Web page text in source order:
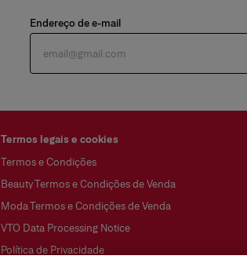
Endereço de e-mail
Termos legais e cookies
Termos e Condições
Beauty Termos e Condições de Venda
Moda Termos e Condições de Venda
VTO Data Processing Notice
Política de Privacidade